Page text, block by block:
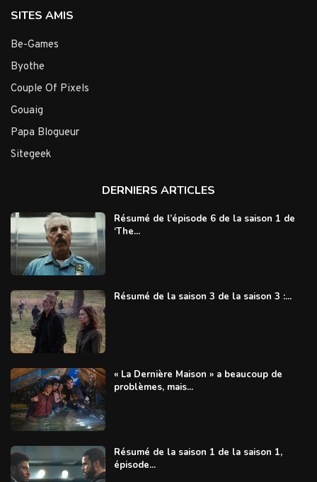
SITES AMIS
Be-Games
Byothe
Couple Of Pixels
Gouaig
Papa Blogueur
Sitegeek
DERNIERS ARTICLES
Résumé de l’épisode 6 de la saison 1 de
‘The...
Résumé de la saison 3 de la saison 3 :...
« La Dernière Maison » a beaucoup de
problèmes, mais...
Résumé de la saison 1 de la saison 1,
épisode...